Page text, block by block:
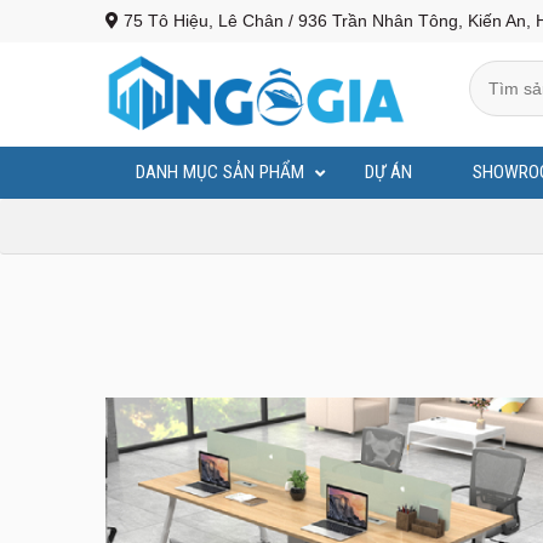
75 Tô Hiệu, Lê Chân / 936 Trần Nhân Tông, Kiến An,
DANH MỤC SẢN PHẨM DỰ ÁN